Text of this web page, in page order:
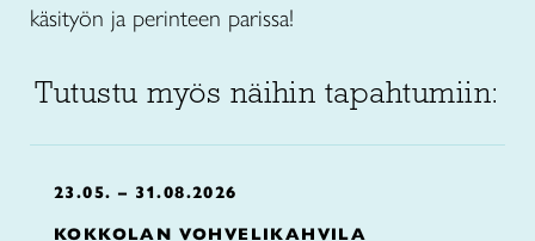
käsityön ja perinteen parissa!
Tutustu myös näihin tapahtumiin:
23.05. – 31.08.2026
KOKKOLAN VOHVELIKAHVILA